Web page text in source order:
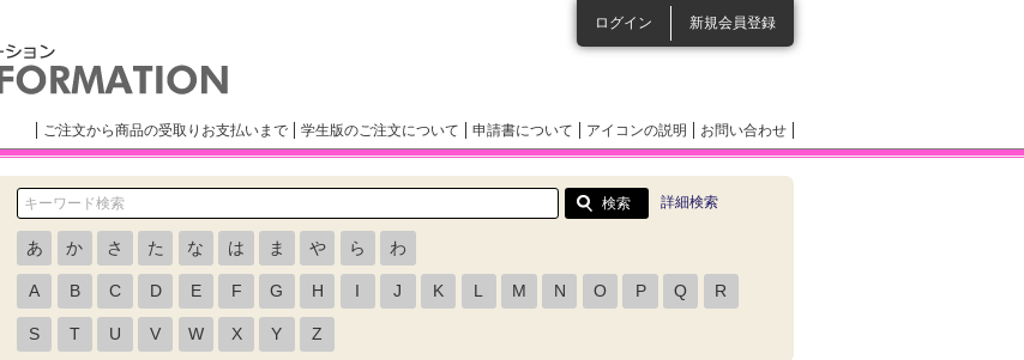
ログイン 新規会員登録
ご注文から商品の受取りお支払いまで 学生版のご注文について 申請書について アイコンの説明 お問い合わせ
詳細検索
あ か さ た な は ま や ら わ
A B C D E F G H I J K L M N O P Q R
S T U V W X Y Z